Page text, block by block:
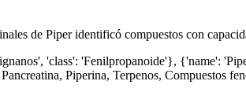
de Piper identificó compuestos con
'class': 'Fenilpropanoide'}, {'name':
Piperina, Terpenos, Compuestos